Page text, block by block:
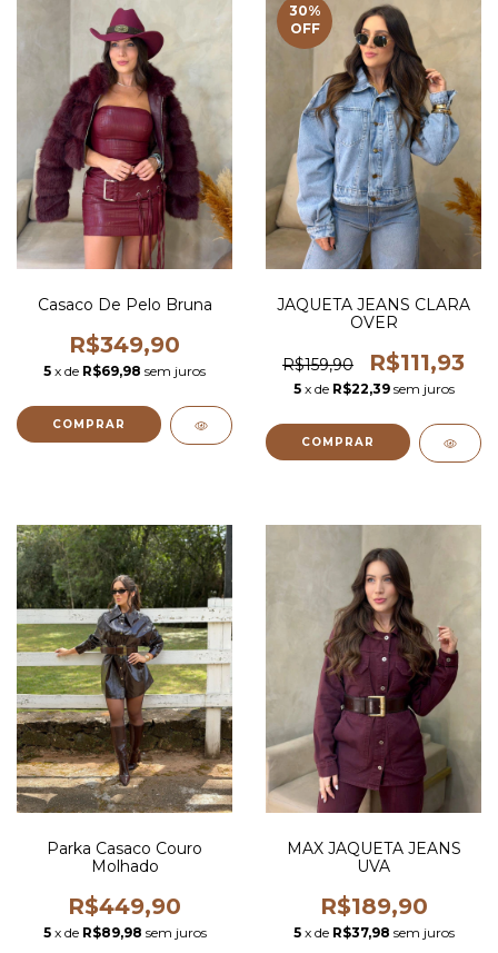
Casaco De Pelo Bruna
R$349,90
5 x de R$69,98 sem juros
COMPRAR
30%
OFF
JAQUETA JEANS CLARA
OVER
R$159,90 R$111,93
5 x de R$22,39 sem juros
COMPRAR
Parka Casaco Couro
Molhado
R$449,90
5 x de R$89,98 sem juros
MAX JAQUETA JEANS
UVA
R$189,90
5 x de R$37,98 sem juros